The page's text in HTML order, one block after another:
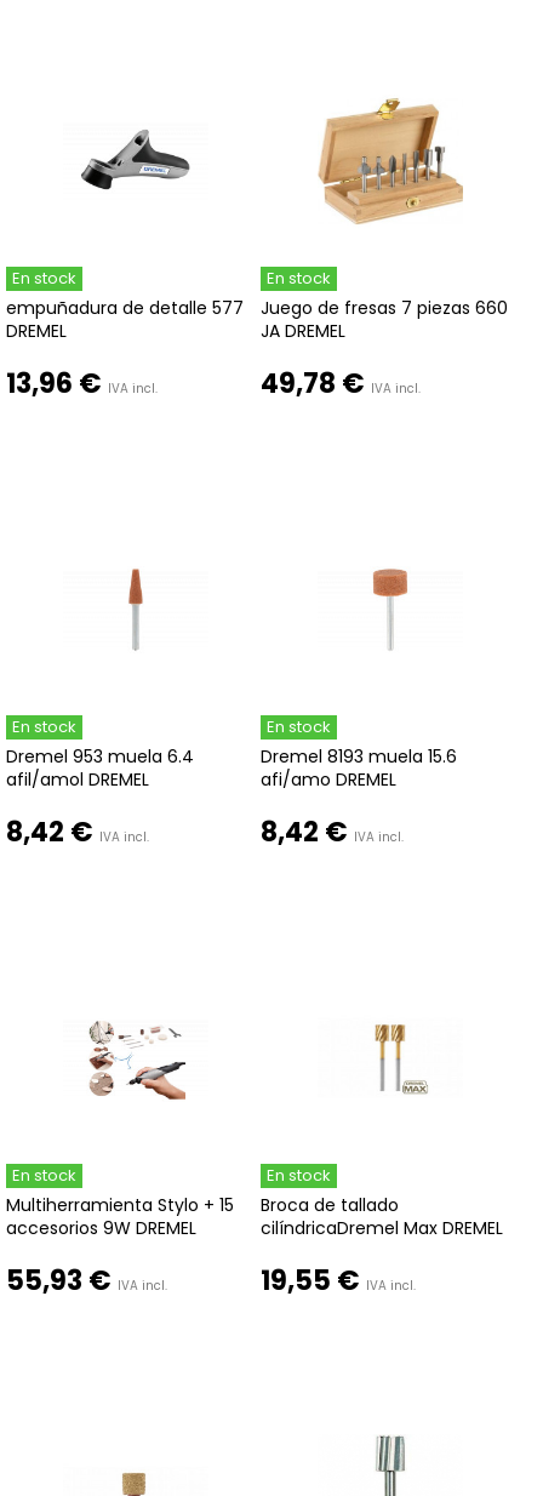
En stock
empuñadura de detalle 577
DREMEL
13,96 € IVA incl.
En stock
Juego de fresas 7 piezas 660
JA DREMEL
49,78 € IVA incl.
En stock
Dremel 953 muela 6.4
afil/amol DREMEL
8,42 € IVA incl.
En stock
Dremel 8193 muela 15.6
afi/amo DREMEL
8,42 € IVA incl.
En stock
Multiherramienta Stylo + 15
accesorios 9W DREMEL
55,93 € IVA incl.
En stock
Broca de tallado
cilíndricaDremel Max DREMEL
19,55 € IVA incl.